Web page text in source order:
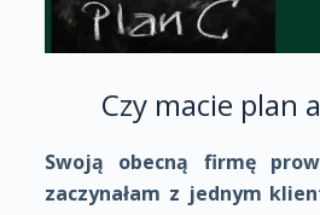
Czy macie plan
Swoją obecną firmę
zaczynałam z jednym